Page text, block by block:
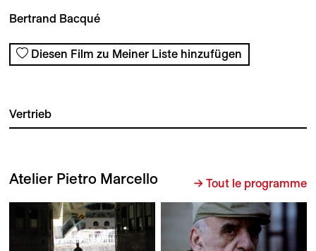
Bertrand Bacqué
Diesen Film zu Meiner Liste hinzufügen
Vertrieb
Atelier Pietro Marcello → Tout le programme